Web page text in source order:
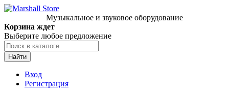
Музыкальное и звуковое оборудование
Корзина ждет
Выберите любое предложение
Найти
Вход
Регистрация